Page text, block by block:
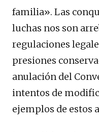
familia». Las
luchas nos son
regulaciones
presiones
anulación del
intentos de
ejemplos de estos